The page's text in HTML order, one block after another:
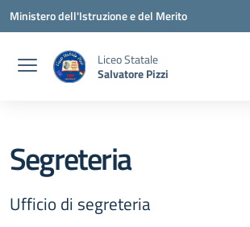
Vai ai contenuti
Vai al menu di navigazione
Vai al footer
Ministero dell'Istruzione e del Merito
Liceo Statale
Salvatore Pizzi
Segreteria
Ufficio di segreteria